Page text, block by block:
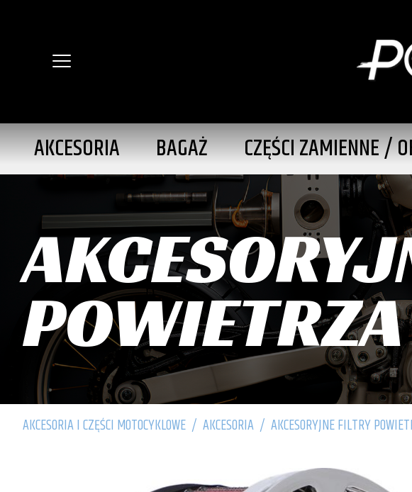
AKCESORIA BAGAŻ CZĘŚCI ZAMIENNE /
POWIETRZA
AKCESORIA I CZĘŚCI MOTOCYKLOWE / AKCESORIA / AKCESORYJNE FILTRY